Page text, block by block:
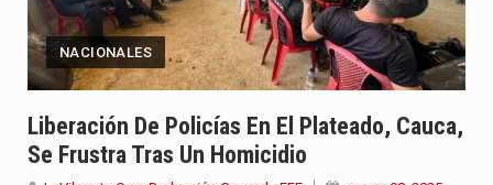
NACIONALES
Liberación De Policías En El Plateado, Cauca,
Se Frustra Tras Un Homicidio